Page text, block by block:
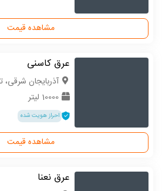
مشاهده قیمت
عرق کاسنی
آذربایجان شرقی،
10000 لیتر
احراز هویت شده
مشاهده قیمت
عرق نعنا